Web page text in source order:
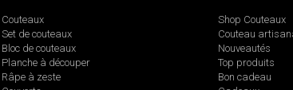
Couteaux
Set de couteaux
Bloc de couteaux
Planche à découper
Râpe à zeste
Shop Couteaux
Couteau
Nouveautés
Top produits
Bon cadeau